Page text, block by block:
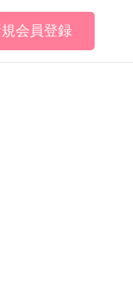
会員登録